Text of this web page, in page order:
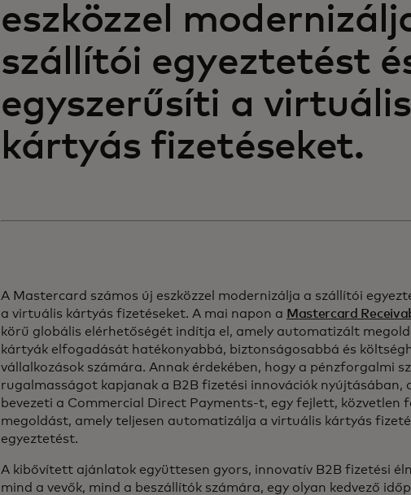
eszközzel
szállítói egyeztetést
egyszerűsíti a virtuális
kártyás fizetéseket.
A Mastercard számos új eszközzel modernizálja a szállítói
a virtuális kártyás fizetéseket. A mai napon a Mastercard
körű globális elérhetőségét indítja el, amely automatizált
kártyák elfogadását hatékonyabbá, biztonságosabbá és
vállalkozások számára. Annak érdekében, hogy a pénzforgalmi
rugalmasságot kapjanak a B2B fizetési innovációk nyújtásában,
bevezeti a Commercial Direct Payments-t, egy fejlett, közvetlen
megoldást, amely teljesen automatizálja a virtuális kártyás
egyeztetést.
A kibővített ajánlatok együttesen gyors, innovatív B2B fizetési
mind a vevők, mind a beszállítók számára, egy olyan kedvező